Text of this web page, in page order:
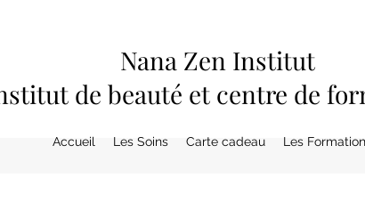
Nana Zen Institut
de beauté et centre de
Accueil Les Soins Carte cadeau Les